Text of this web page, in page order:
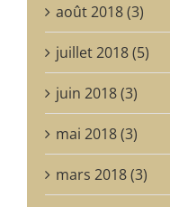
août 2018 (3)
juillet 2018 (5)
juin 2018 (3)
mai 2018 (3)
mars 2018 (3)